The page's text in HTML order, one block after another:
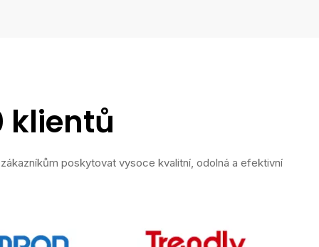
klientů
poskytovat vysoce kvalitní, odolná a efektivní